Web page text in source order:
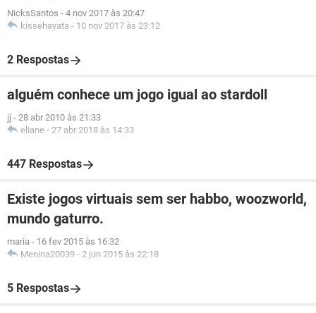
NicksSantos - 4 nov 2017 às 20:47
kissehayata - 10 nov 2017 às 23:12
2 Respostas
alguém conhece um jogo igual ao stardoll
jj - 28 abr 2010 às 21:33
eliane - 27 abr 2018 às 14:33
447 Respostas
Existe jogos virtuais sem ser habbo, woozworld,
mundo gaturro.
maria - 16 fev 2015 às 16:32
Menina20039 - 2 jun 2015 às 22:18
5 Respostas